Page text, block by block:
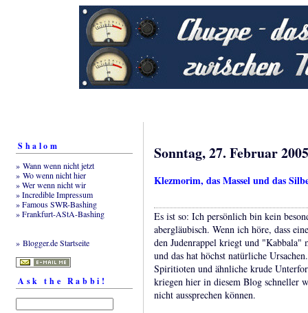
Shalom
» Wann wenn nicht jetzt
» Wo wenn nicht hier
» Wer wenn nicht wir
» Incredible Impressum
» Famous SWR-Bashing
» Frankfurt-AStA-Bashing
» Blogger.de Startseite
Ask the Rabbi!
Sonntag, 27. Februar 2005
Klezmorim, das Massel und das
Es ist so: Ich persönlich bin kein
abergläubisch. Wenn ich höre, dass
den Judenrappel kriegt und "Kabbala"
und das hat höchst natürliche
Spiritioten und ähnliche krude
kriegen hier in diesem Blog schneller
nicht aussprechen können.